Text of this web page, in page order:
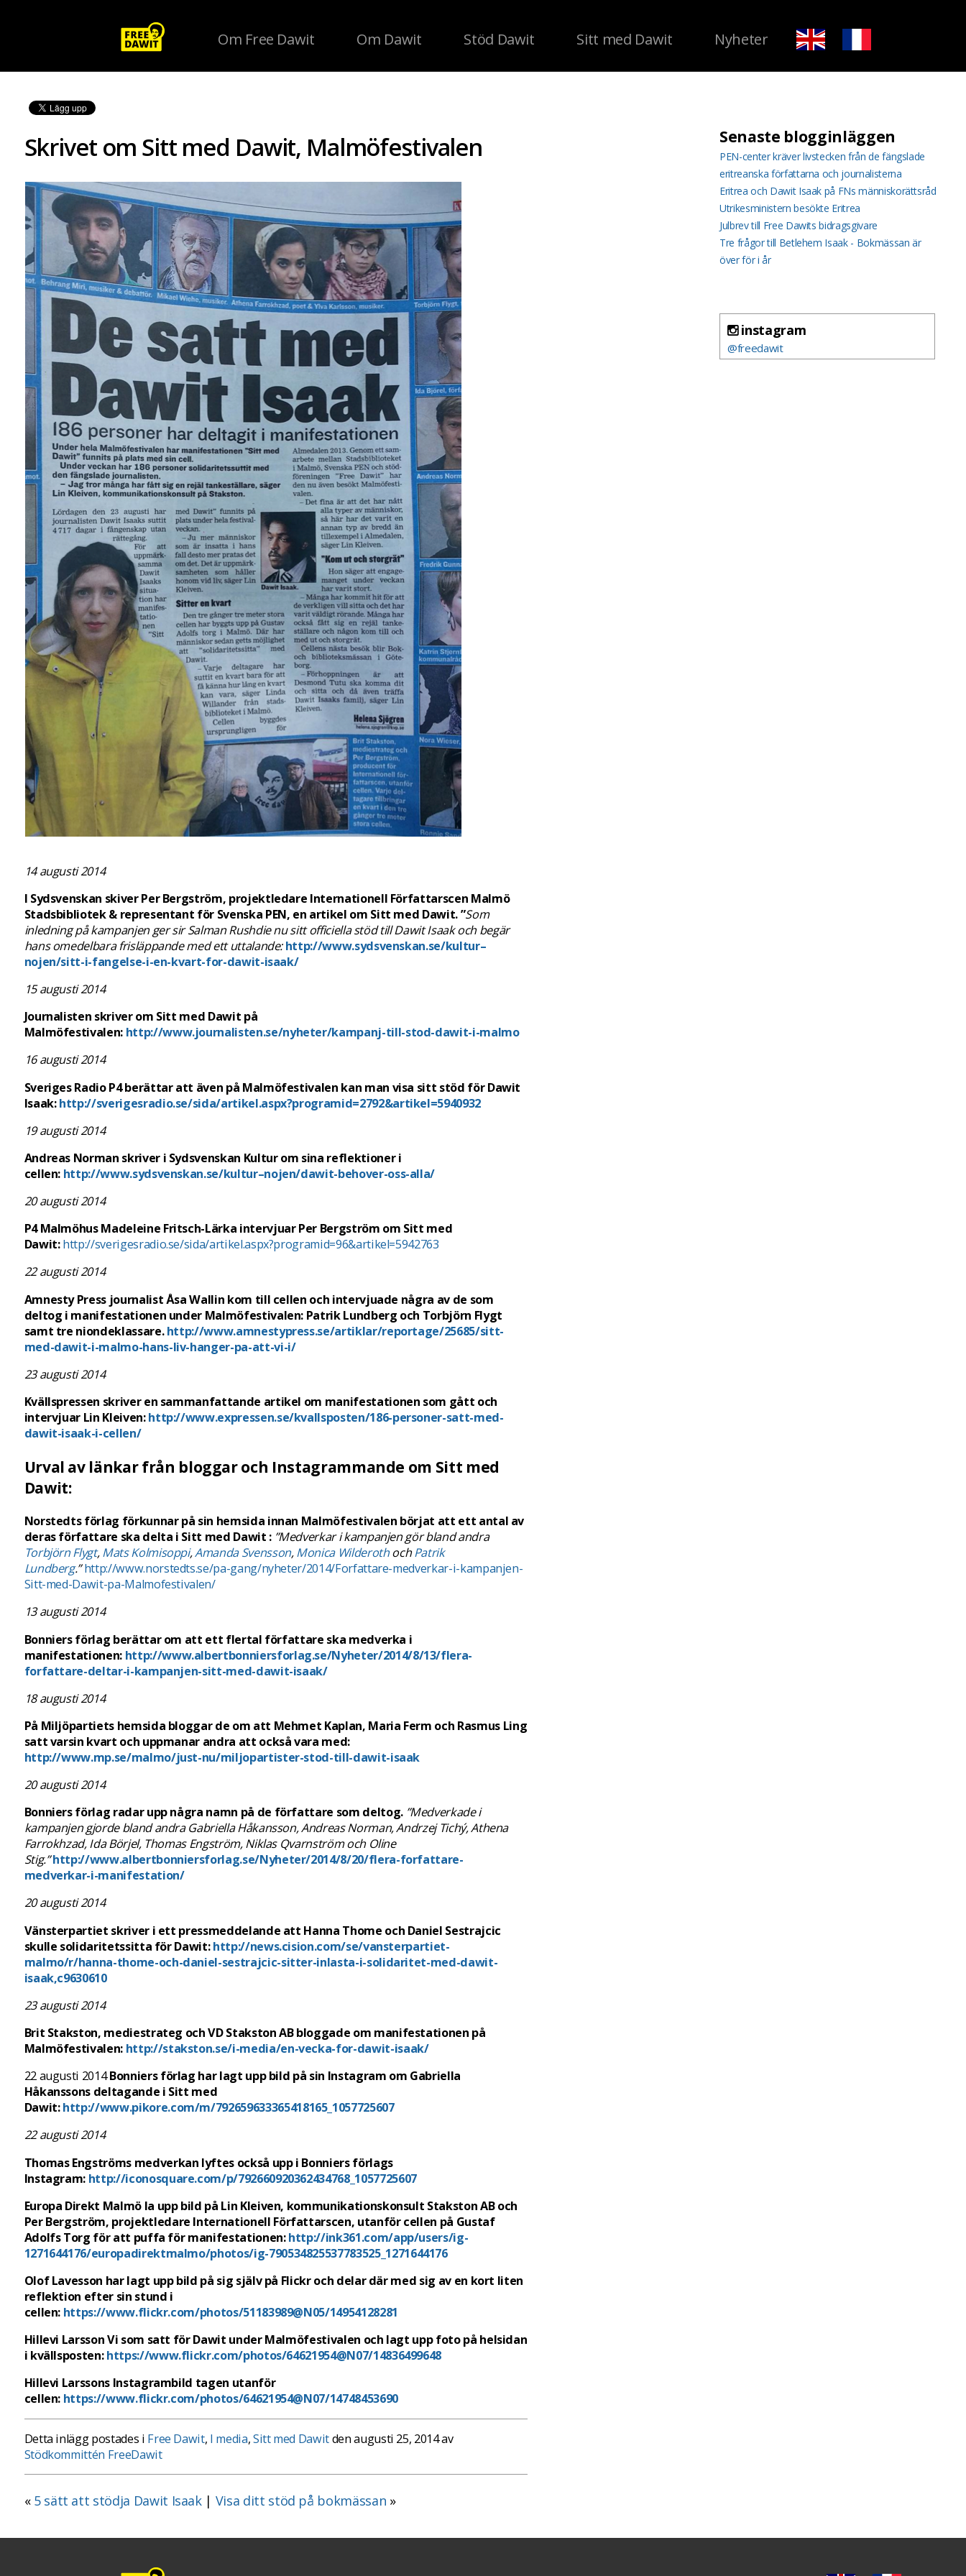
Om Free Dawit Om Dawit Stöd Dawit Sitt med Dawit Nyheter
Skrivet om Sitt med Dawit, Malmöfestivalen
14 augusti 2014
I Sydsvenskan skiver Per Bergström, projektledare Internationell Författarscen Malmö
Stadsbibliotek & representant för Svenska PEN, en artikel om Sitt med Dawit. ”Som
inledning på kampanjen ger sir Salman Rushdie nu sitt officiella stöd till Dawit Isaak och begär
hans omedelbara frisläppande med ett uttalande:http://www.sydsvenskan.se/kultur–
nojen/sitt-i-fangelse-i-en-kvart-for-dawit-isaak/
15 augusti 2014
Journalisten skriver om Sitt med Dawit på
Malmöfestivalen: http://www.journalisten.se/nyheter/kampanj-till-stod-dawit-i-malmo
16 augusti 2014
Sveriges Radio P4 berättar att även på Malmöfestivalen kan man visa sitt stöd för Dawit
Isaak:http://sverigesradio.se/sida/artikel.aspx?programid=2792&artikel=5940932
19 augusti 2014
Andreas Norman skriver i Sydsvenskan Kultur om sina reflektioner i
cellen: http://www.sydsvenskan.se/kultur–nojen/dawit-behover-oss-alla/
20 augusti 2014
P4 Malmöhus Madeleine Fritsch-Lärka intervjuar Per Bergström om Sitt med
Dawit:http://sverigesradio.se/sida/artikel.aspx?programid=96&artikel=5942763
22 augusti 2014
Amnesty Press journalist Åsa Wallin kom till cellen och intervjuade några av de som
deltog i manifestationen under Malmöfestivalen: Patrik Lundberg och Torbjörn Flygt
samt tre niondeklassare.http://www.amnestypress.se/artiklar/reportage/25685/sitt-
med-dawit-i-malmo-hans-liv-hanger-pa-att-vi-i/
23 augusti 2014
Kvällspressen skriver en sammanfattande artikel om manifestationen som gått och
intervjuar Lin Kleiven:http://www.expressen.se/kvallsposten/186-personer-satt-med-
dawit-isaak-i-cellen/
Urval av länkar från bloggar och Instagrammande om Sitt med
Dawit:
Norstedts förlag förkunnar på sin hemsida innan Malmöfestivalen börjat att ett antal av
deras författare ska delta i Sitt med Dawit : ”Medverkar i kampanjen gör bland andra
Torbjörn Flygt,Mats Kolmisoppi,Amanda Svensson,Monica WilderothochPatrik
Lundberg.”http://www.norstedts.se/pa-gang/nyheter/2014/Forfattare-medverkar-i-kampanjen-
Sitt-med-Dawit-pa-Malmofestivalen/
13 augusti 2014
Bonniers förlag berättar om att ett flertal författare ska medverka i
manifestationen: http://www.albertbonniersforlag.se/Nyheter/2014/8/13/flera-
forfattare-deltar-i-kampanjen-sitt-med-dawit-isaak/
18 augusti 2014
På Miljöpartiets hemsida bloggar de om att Mehmet Kaplan, Maria Ferm och Rasmus Ling
satt varsin kvart och uppmanar andra att också vara med:
http://www.mp.se/malmo/just-nu/miljopartister-stod-till-dawit-isaak
20 augusti 2014
Bonniers förlag radar upp några namn på de författare som deltog. ”Medverkade i
kampanjen gjorde bland andra Gabriella Håkansson, Andreas Norman, Andrzej Tichý, Athena
Farrokhzad, Ida Börjel, Thomas Engström, Niklas Qvarnström och Oline
Stig.”http://www.albertbonniersforlag.se/Nyheter/2014/8/20/flera-forfattare-
medverkar-i-manifestation/
20 augusti 2014
Vänsterpartiet skriver i ett pressmeddelande att Hanna Thome och Daniel Sestrajcic
skulle solidaritetssitta för Dawit:http://news.cision.com/se/vansterpartiet-
malmo/r/hanna-thome-och-daniel-sestrajcic-sitter-inlasta-i-solidaritet-med-dawit-
isaak,c9630610
23 augusti 2014
Brit Stakston, mediestrateg och VD Stakston AB bloggade om manifestationen på
Malmöfestivalen: http://stakston.se/i-media/en-vecka-for-dawit-isaak/
22 augusti 2014Bonniers förlag har lagt upp bild på sin Instagram om Gabriella
Håkanssons deltagande i Sitt med
Dawit:http://www.pikore.com/m/792659633365418165_1057725607
22 augusti 2014
Thomas Engströms medverkan lyftes också upp i Bonniers förlags
Instagram: http://iconosquare.com/p/792660920362434768_1057725607
Europa Direkt Malmö la upp bild på Lin Kleiven, kommunikationskonsult Stakston AB och
Per Bergström, projektledare Internationell Författarscen, utanför cellen på Gustaf
Adolfs Torg för att puffa för manifestationen:http://ink361.com/app/users/ig-
1271644176/europadirektmalmo/photos/ig-790534825537783525_1271644176
Olof Lavesson har lagt upp bild på sig själv på Flickr och delar där med sig av en kort liten
reflektion efter sin stund i
cellen: https://www.flickr.com/photos/51183989@N05/14954128281
Hillevi Larsson Vi som satt för Dawit under Malmöfestivalen och lagt upp foto på helsidan
i kvällsposten:https://www.flickr.com/photos/64621954@N07/14836499648
Hillevi Larssons Instagrambild tagen utanför
cellen: https://www.flickr.com/photos/64621954@N07/14748453690
Detta inlägg postades i Free Dawit, I media,Sitt med Dawitden augusti 25, 2014 av
Stödkommittén FreeDawit
« 5 sätt att stödja Dawit Isaak| Visa ditt stöd på bokmässan »
Senaste blogginläggen
PEN-center kräver livstecken från de fängslade
eritreanska författarna och journalisterna
Eritrea och Dawit Isaak på FNs människorättsråd
Utrikesministern besökte Eritrea
Julbrev till Free Dawits bidragsgivare
Tre frågor till Betlehem Isaak - Bokmässan är
över för i år
instagram
@freedawit